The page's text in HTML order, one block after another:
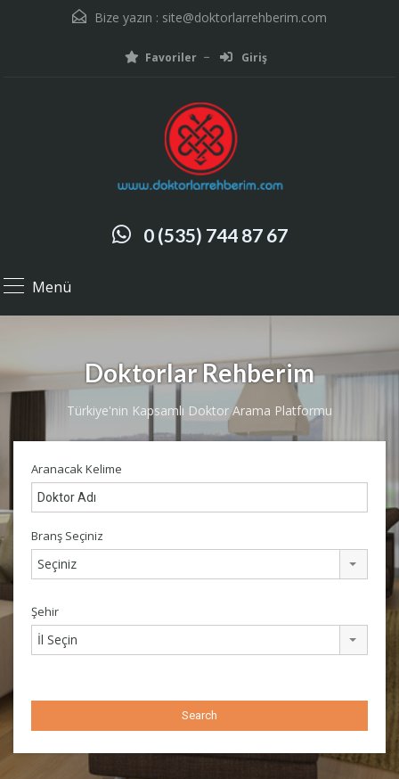
Bize yazın : site@doktorlarrehberim.com
Favoriler Giriş
0 (535) 744 87 67
Menü
Doktorlar Rehberim
Türkiye'nin Kapsamlı Doktor Arama Platformu
Aranacak Kelime
Branş Seçiniz
Seçiniz
Şehir
İl Seçin